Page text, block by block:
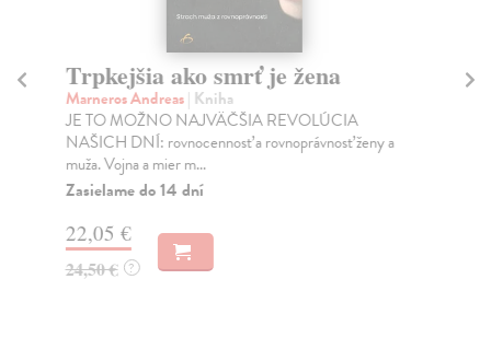
Trpkejšia ako smrť je žena
Marneros Andreas| Kniha
JE TO MOŽNO NAJVÄČŠIA REVOLÚCIA
NAŠICH DNÍ: rovnocennosť a rovnoprávnosť ženy a
muža. Vojna a mier m...
Zasielame do 14 dní
22,05 €
24,50 € ?